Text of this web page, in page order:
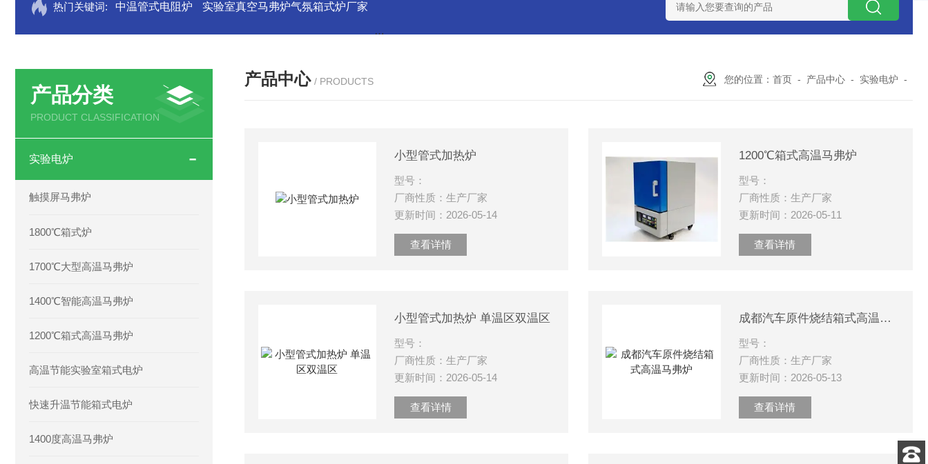
热门关键词: 中温管式电阻炉 实验室真空马弗炉气氛箱式炉厂家 SX2-9-17TP高温实验用热失重马弗炉 实验室小型高温马弗炉 陶瓷纤维
产品分类
PRODUCT CLASSIFICATION
实验电炉
触摸屏马弗炉
1800℃箱式炉
1700℃大型高温马弗炉
1400℃智能高温马弗炉
1200℃箱式高温马弗炉
高温节能实验室箱式电炉
快速升温节能箱式电炉
1400度高温马弗炉
产品中心 / PRODUCTS 您的位置： 首页 - 产品中心 - 实验电炉 -
小型管式加热炉
型号：
厂商性质：生产厂家
更新时间：2026-05-14
查看详情
1200℃箱式高温马弗炉
型号：
厂商性质：生产厂家
更新时间：2026-05-11
查看详情
小型管式加热炉 单温区双温区
型号：
厂商性质：生产厂家
更新时间：2026-05-14
查看详情
成都汽车原件烧结箱式高温马弗炉
型号：
厂商性质：生产厂家
更新时间：2026-05-13
查看详情